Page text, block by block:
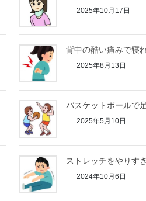
2025年10月17日
背中の酷い痛みで寝
2025年8月13日
バスケットボールで
2025年5月10日
ストレッチをやりす
2024年10月6日